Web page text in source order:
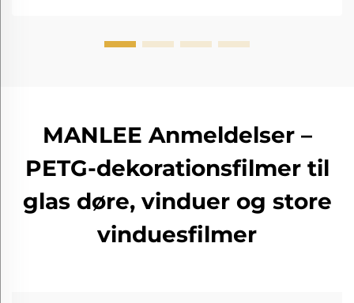
MANLEE Anmeldelser –
PETG-dekorationsfilmer til
glas døre, vinduer og store
vinduesfilmer